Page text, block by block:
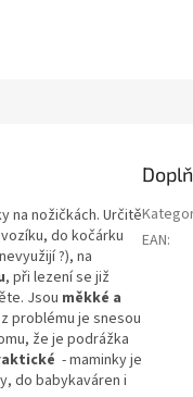
na nožičkách. Určitě
do kočárku
?), na
, při lezení se již
Jsou měkké a
problému je snesou
že je podrážka
- maminky je
do babykaváren i
EAN: